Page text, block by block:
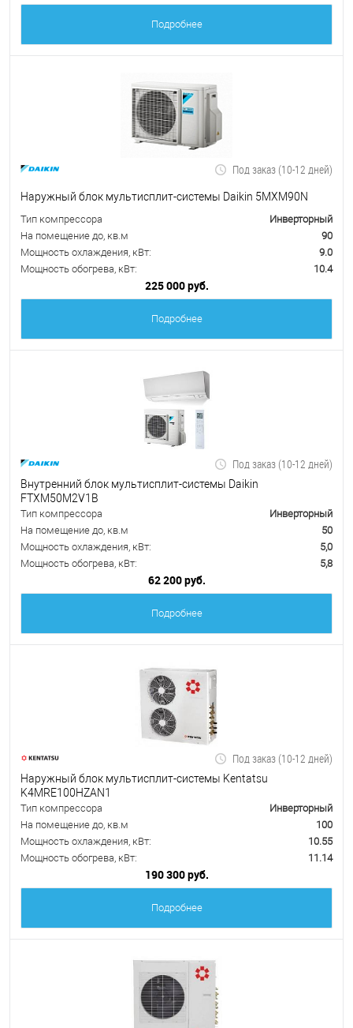
Подробнее
Под заказ (10-12 дней)
Наружный блок мультисплит-системы Daikin 5MXM90N
Тип компрессора
Инверторный
На помещение до, кв.м
90
Мощность охлаждения, кВт:
9.0
Мощность обогрева, кВт:
10.4
225 000 руб.
Подробнее
Под заказ (10-12 дней)
Внутренний блок мультисплит-системы Daikin
FTXM50M2V1B
Тип компрессора
Инверторный
На помещение до, кв.м
50
Мощность охлаждения, кВт:
5,0
Мощность обогрева, кВт:
5,8
62 200 руб.
Подробнее
Под заказ (10-12 дней)
Наружный блок мультисплит-системы Kentatsu
K4MRE100HZAN1
Тип компрессора
Инверторный
На помещение до, кв.м
100
Мощность охлаждения, кВт:
10.55
Мощность обогрева, кВт:
11.14
190 300 руб.
Подробнее